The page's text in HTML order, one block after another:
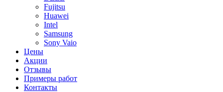
Fujitsu
Huawei
Intel
Samsung
Sony Vaio
Цены
Акции
Отзывы
Примеры работ
Контакты